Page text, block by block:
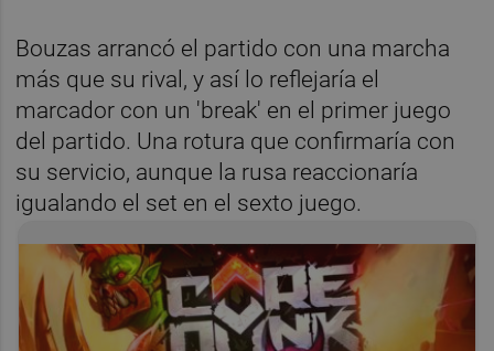
Bouzas arrancó el partido con una marcha
más que su rival, y así lo reflejaría el
marcador con un 'break' en el primer juego
del partido. Una rotura que confirmaría con
su servicio, aunque la rusa reaccionaría
igualando el set en el sexto juego.